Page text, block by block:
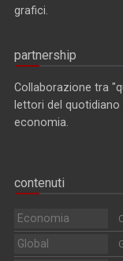
grafici.
partnership
Collaborazione tra
lettori del
economia.
contenuti
Economia
Global